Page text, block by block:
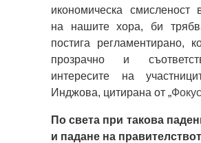
икономическа смисленост
на нашите хора, би
постига регламентирано,
прозрачно и
интересите на
Инджова, цитирана от „Фокус
По света при такова
и падане на